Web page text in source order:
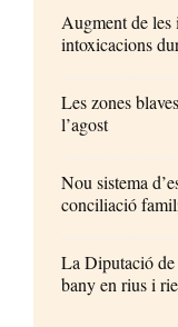
Augment de les
intoxicacions
Les zones
l’agost
Nou sistema
conciliació
La Diputació
bany en rius i